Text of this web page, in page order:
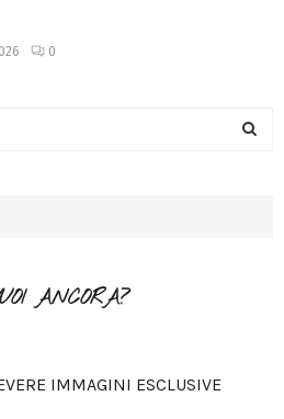
0
ANCORA?
IMMAGINI ESCLUSIVE